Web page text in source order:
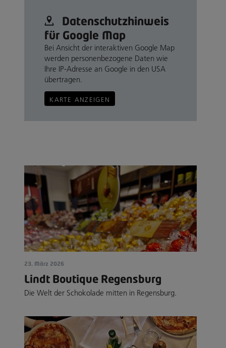
Datenschutz­hinweis
für Google Map
Bei Ansicht der interaktiven Google Map
werden personenbezogene Daten wie
Ihre IP-Adresse an Google in den USA
übertragen.
KARTE ANZEIGEN
23. März 2026
Lindt Boutique Regensburg
Die Welt der Schokolade mitten in Regensburg.